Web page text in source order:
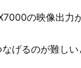
の映像出力
げるのが難し